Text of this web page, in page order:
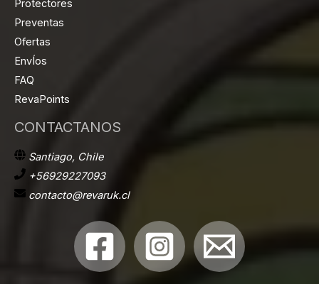
Protectores
Preventas
Ofertas
EnvÍos
FAQ
RevaPoints
CONTACTANOS
Santiago, Chile
+56929227093
contacto@revaruk.cl